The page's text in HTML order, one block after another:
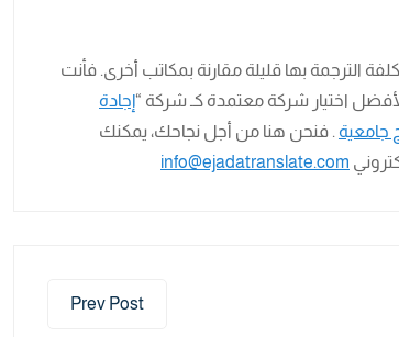
الترجمة بها قليلة مقارنة بمكاتب أخرى. فأنت
اختيار شركة معتمدة كـ شركة “إجادة
جامعية . فنحن هنا من أجل نجاحك، يمكنك
info@ejadatranslate.com
Prev Post